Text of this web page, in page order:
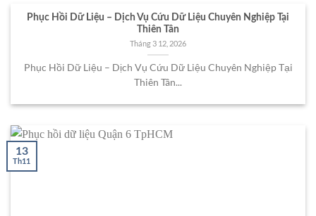
Phục Hồi Dữ Liệu – Dịch Vụ Cứu Dữ Liệu Chuyên Nghiệp Tại
Thiên Tân
Tháng 3 12, 2026
Phục Hồi Dữ Liệu – Dịch Vụ Cứu Dữ Liệu Chuyên Nghiệp Tại
Thiên Tân...
13
Th11